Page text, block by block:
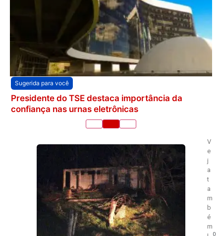
Sugerida para você
Presidente do TSE destaca importância da
confiança nas urnas eletrônicas
V
e
j
a
t
a
m
b
é
m
0